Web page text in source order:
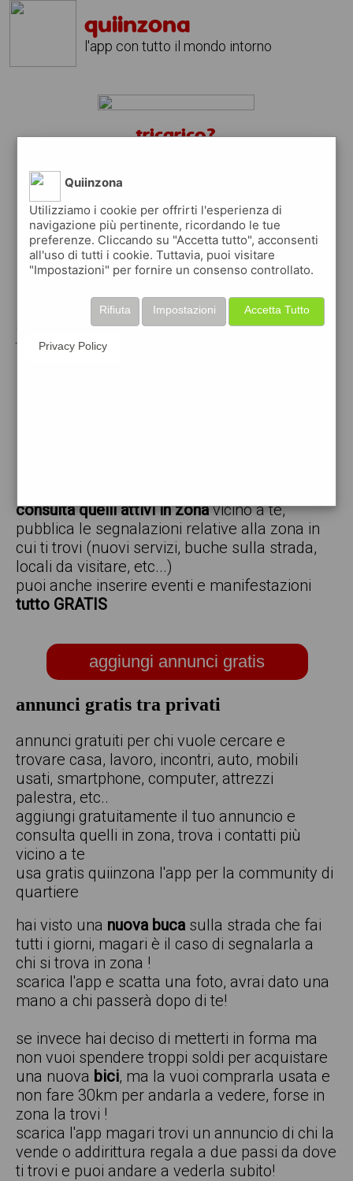
quiinzona
l'app con tutto il mondo intorno
tricarico?
↴
scarica gratis app
pubblica gratis i tuoi annunci
con quiinzona puoi inserire gratuitamente i
tuoi annunci per :
consulta quelli attivi in zonavicino a te,
pubblica le segnalazioni relative alla zona in
cui ti trovi (nuovi servizi, buche sulla strada,
locali da visitare, etc...)
puoi anche inserire eventi e manifestazioni
tutto GRATIS
aggiungi annunci gratis
annunci gratis tra privati
annunci gratuiti per chi vuole cercare e
trovare casa, lavoro, incontri, auto, mobili
usati, smartphone, computer, attrezzi
palestra, etc..
aggiungi gratuitamente il tuo annuncio e
consulta quelli in zona, trova i contatti più
vicino a te
usa gratis quiinzona l'app per la community di
quartiere
hai visto una nuova buca sulla strada che fai
tutti i giorni, magari è il caso di segnalarla a
chi si trova in zona !
scarica l'app e scatta una foto, avrai dato una
mano a chi passerà dopo di te!
se invece hai deciso di metterti in forma ma
non vuoi spendere troppi soldi per acquistare
una nuova bici, ma la vuoi comprarla usata e
non fare 30km per andarla a vedere, forse in
zona la trovi !
scarica l'app magari trovi un annuncio di chi la
vende o addirittura regala a due passi da dove
ti trovi e puoi andare a vederla subito!
Quiinzona
Utilizziamo i cookie per offrirti l'esperienza di
navigazione più pertinente, ricordando le tue
preferenze. Cliccando su "Accetta tutto", acconsenti
all'uso di tutti i cookie. Tuttavia, puoi visitare
"Impostazioni" per fornire un consenso controllato.
Accetta Tutto
Impostazioni
Rifiuta
Privacy Policy